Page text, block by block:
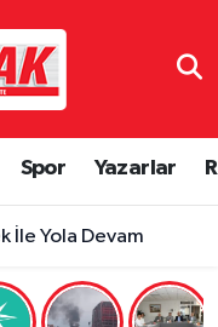
Spor Yazarlar
İle Yola Devam